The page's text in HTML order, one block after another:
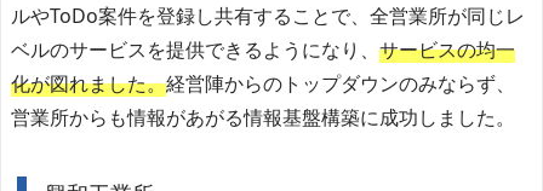
ルやToDo案件を登録し共有することで、全営業所が同じレ
ベルのサービスを提供できるようになり、 サービスの均一
化が図れました。経営陣からのトップダウンのみならず、
営業所からも情報があがる情報基盤構築に成功しました。